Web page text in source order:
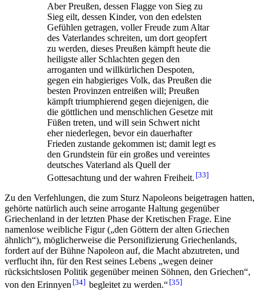
Aber Preußen, dessen Flagge von Sieg zu
Sieg eilt, dessen Kinder, von den edelsten
Gefühlen getragen, voller Freude zum Altar
des Vaterlandes schreiten, um dort geopfert
zu werden, dieses Preußen kämpft heute die
heiligste aller Schlachten gegen den
arroganten und willkürlichen Despoten,
gegen ein habgieriges Volk, das Preußen die
besten Provinzen entreißen will; Preußen
kämpft triumphierend gegen diejenigen, die
die göttlichen und menschlichen Gesetze mit
Füßen treten, und will sein Schwert nicht
eher niederlegen, bevor ein dauerhafter
Frieden zustande gekommen ist; damit legt es
den Grundstein für ein großes und vereintes
deutsches Vaterland als Quell der
Gottesachtung und der wahren Freiheit. 33
Zu den Verfehlungen, die zum Sturz Napoleons beigetragen hatten,
gehörte natürlich auch seine arrogante Haltung gegenüber
Griechenland in der letzten Phase der Kretischen Frage. Eine
namenlose weibliche Figur („den Göttern der alten Griechen
ähnlich“), möglicherweise die Personifizierung Griechenlands,
fordert auf der Bühne Napoleon auf, die Macht abzutreten, und
verflucht ihn, für den Rest seines Lebens „wegen deiner
rücksichtslosen Politik gegenüber meinen Söhnen, den Griechen“,
von den Erinnyen 34 begleitet zu werden.“ 35